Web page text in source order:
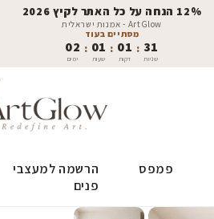
12% הנחה על כל האתר לקיץ 2026
ArtGlow - אמנות ישראלית
מסתיים בעוד
02
ימים
: 01
שעות
: 01
דקות
: 30
שניות
פמפס
הרשמה למעצבי
פנים